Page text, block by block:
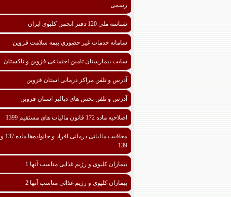
رسمی
شناسه ملی 120 دفتر انجمن کلیوی ایران
سامانه خدمات غیر حضوري بیمه سلامت قزوین
سایت بیمارستان تامین اجتماعی قزوین و تاکستان
آدرس و تلفن مراکز درمانی استان قزوین
آدرس و تلفن بخش های دیالیز استان قزوین
اصلاحیه ماده 172 قانون مالیات های مستقیم 1399
معافیت مالیاتی درمانی افراد و خانواده‌ها ماده 137 و
139
بیماران کلیوی و رژیم غذایی مناسب آنها 1
بیماران کلیوی و رژیم غذائی مناسب آنها 2